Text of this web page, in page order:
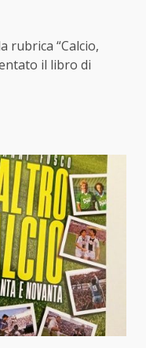
rubrica “Calcio,
il libro di